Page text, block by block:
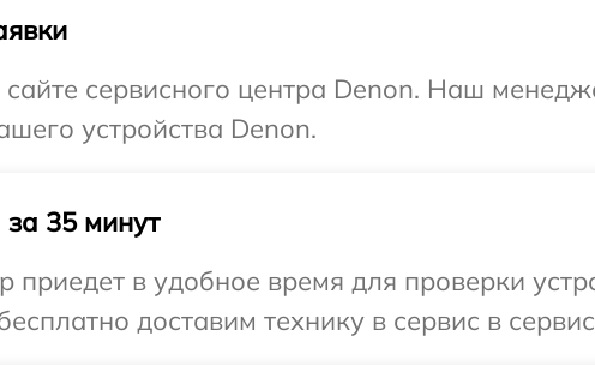
сайте сервисного центра Denon. Наш
устройства Denon.
35 минут
в удобное время для проверки
доставим технику в сервис в